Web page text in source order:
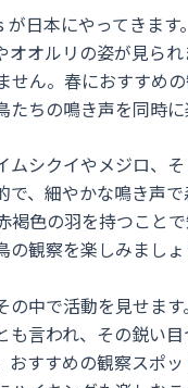
日本にやってきます
オルリの姿が見ら
ん。春におすすめ
ちの鳴き声を同時に
シクイやメジロ、
、細やかな鳴き声で
色の羽を持つこと
観察を楽しみましょ
中で活動を見せま
言われ、その鋭い
すすめの観察スポ